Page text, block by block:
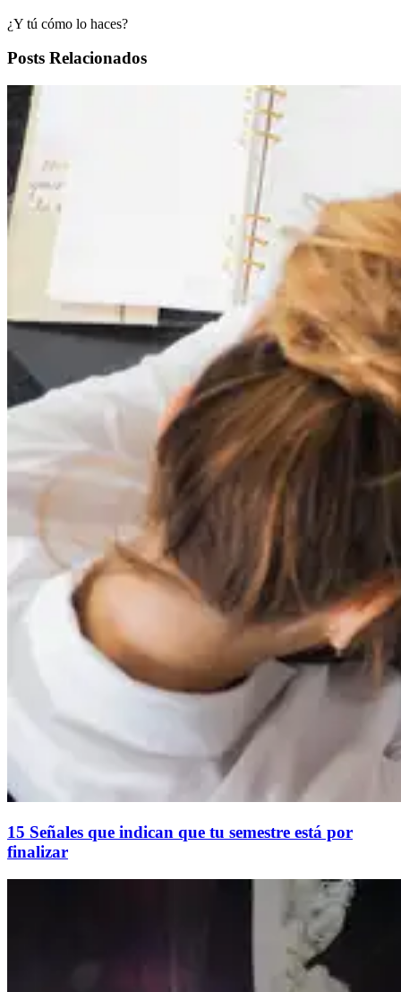
¿Y tú cómo lo haces?
Posts Relacionados
15 Señales que indican que tu semestre está por
finalizar